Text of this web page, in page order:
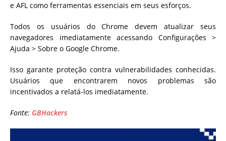
e AFL como ferramentas essenciais em seus esforços.
Todos os usuários do Chrome devem atualizar seus
navegadores imediatamente acessando Configurações >
Ajuda > Sobre o Google Chrome.
Isso garante proteção contra vulnerabilidades conhecidas.
Usuários que encontrarem novos problemas são
incentivados a relatá-los imediatamente.
Fonte: GBHackers